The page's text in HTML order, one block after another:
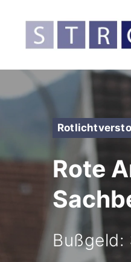
Rote
Bußgeld: